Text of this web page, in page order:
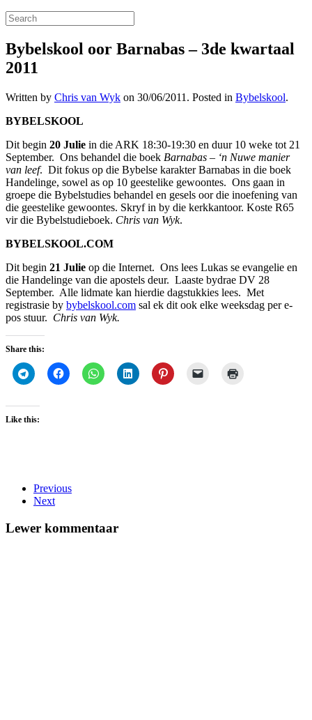
Bybelskool oor Barnabas – 3de kwartaal
2011
Written by Chris van Wyk on 30/06/2011 . Posted in Bybelskool.
BYBELSKOOL
Dit begin 20 Julie in die ARK 18:30-19:30 en duur 10 weke tot 21
September. Ons behandel die boek Barnabas – ‘n Nuwe manier
van leef. Dit fokus op die Bybelse karakter Barnabas in die boek
Handelinge, sowel as op 10 geestelike gewoontes. Ons gaan in
groepe die Bybelstudies behandel en gesels oor die inoefening van
die geestelike gewoontes. Skryf in by die kerkkantoor. Koste R65
vir die Bybelstudieboek. Chris van Wyk.
BYBELSKOOL.COM
Dit begin 21 Julie op die Internet. Ons lees Lukas se evangelie en
die Handelinge van die apostels deur. Laaste bydrae DV 28
September. Alle lidmate kan hierdie dagstukkies lees. Met
registrasie by bybelskool.com sal ek dit ook elke weeksdag per e-
pos stuur. Chris van Wyk.
Share this:
Like this:
Previous
Next
Lewer kommentaar